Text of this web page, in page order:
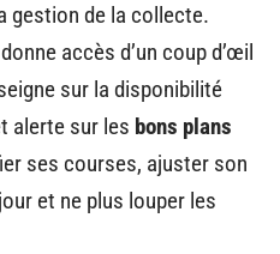
gestion de la collecte.
donne accès d’un coup d’œil
sur la disponibilité
alerte sur les bons plans
ses courses, ajuster son
et ne plus louper les